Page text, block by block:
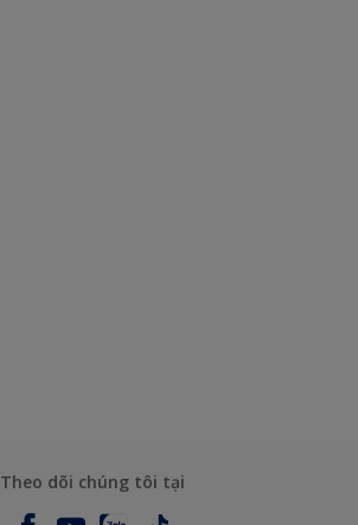
Theo dõi chúng tôi tại